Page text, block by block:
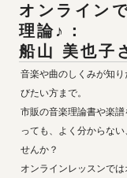
オンライン
船山 美也子
音楽や曲のしくみが知
びたい方まで。
市販の音楽理論書や楽
っても、よく分からな
せんか？
オンラインレッスンで